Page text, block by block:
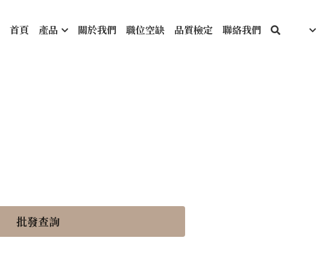
首頁 產品 關於我們 職位空缺 品質檢定 聯絡我們
批發查詢